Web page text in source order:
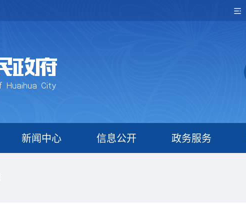
新闻中心 信息公开 政务服务